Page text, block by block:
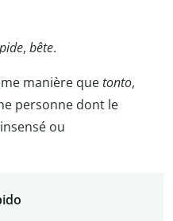
, bête.
manière quetonto,
personne dont le
ou